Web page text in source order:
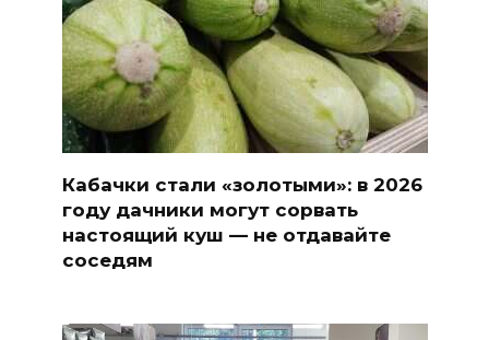
Кабачки стали «золотыми»: в 2026
году дачники могут сорвать
настоящий куш — не отдавайте
соседям